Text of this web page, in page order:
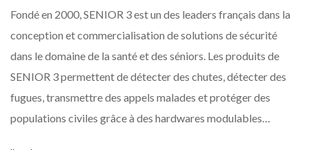
Fondé en 2000, SENIOR 3 est un des leaders français dans la
conception et commercialisation de solutions de sécurité
dans le domaine de la santé et des séniors. Les produits de
SENIOR 3 permettent de détecter des chutes, détecter des
fugues, transmettre des appels malades et protéger des
populations civiles grâce à des hardwares modulables…